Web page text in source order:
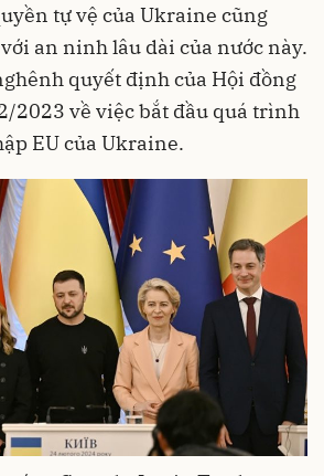
tự vệ của Ukraine cũng
an ninh lâu dài của nước này.
quyết định của Hội đồng
2023 về việc bắt đầu quá trình
EU của Ukraine.